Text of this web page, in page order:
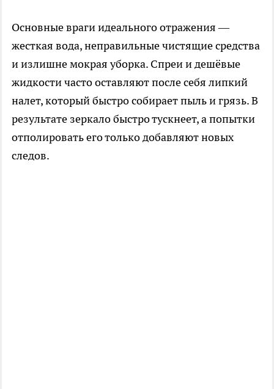
Основные враги идеального отражения —
жесткая вода, неправильные чистящие средства
и излишне мокрая уборка. Спреи и дешёвые
жидкости часто оставляют после себя липкий
налет, который быстро собирает пыль и грязь. В
результате зеркало быстро тускнеет, а попытки
отполировать его только добавляют новых
следов.